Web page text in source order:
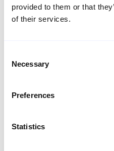
provided to them or that
of their services.
Selection
Necessary
Preferences
Statistics
Verbindung bleiben können.
Die Küche ist komplett mit
Geschirrspüler. Die Zubereitung
einfach. Ein Wäschetrockner
Im Außenbereich können Sie
Der nicht überdachte Teil der
Sonnenbaden und Grillen, da ein